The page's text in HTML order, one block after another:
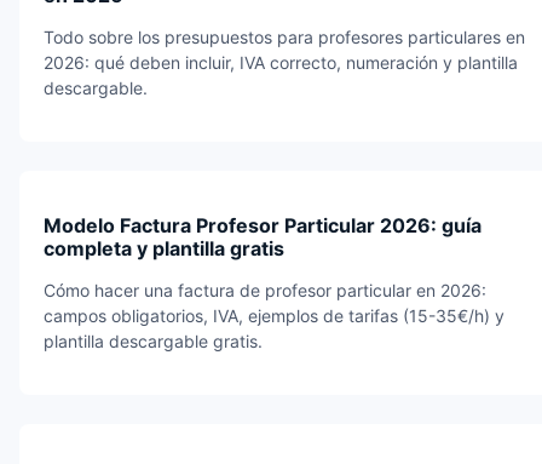
Todo sobre los presupuestos para profesores particulares en
2026: qué deben incluir, IVA correcto, numeración y plantilla
descargable.
Modelo Factura Profesor Particular 2026: guía
completa y plantilla gratis
Cómo hacer una factura de profesor particular en 2026:
campos obligatorios, IVA, ejemplos de tarifas (15-35€/h) y
plantilla descargable gratis.